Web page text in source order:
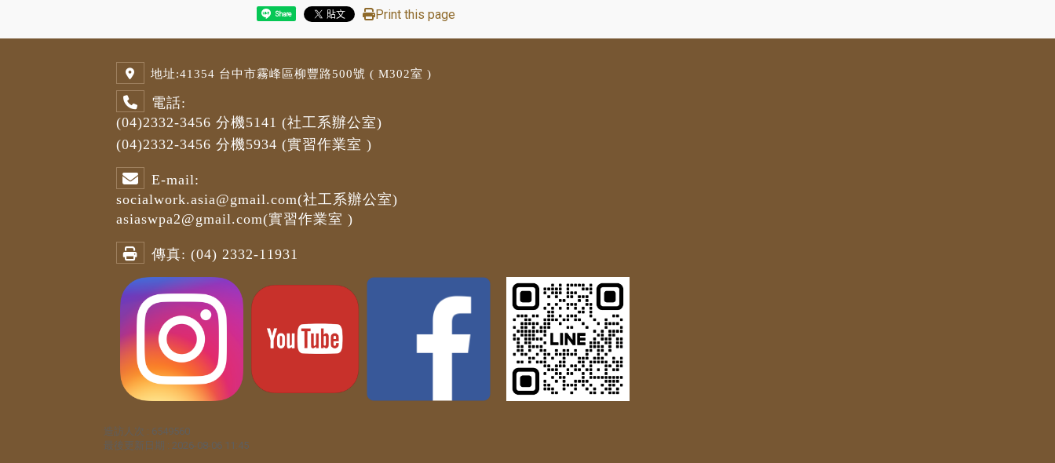
Share Print this page
地址:41354 台中市霧峰區柳豐路500號 ( M302室 )
電話:
(04)2332-3456 分機5141 (社工系辦公室)
(04)2332-3456 分機5934 (實習作業室 )
E-mail:
socialwork.asia@gmail.com(社工系辦公室)
asiaswpa2@gmail.com(實習作業室 )
傳真: (04) 2332-11931
造訪人次 : 6549560
最後更新日期 : 2026-08-06 11:45